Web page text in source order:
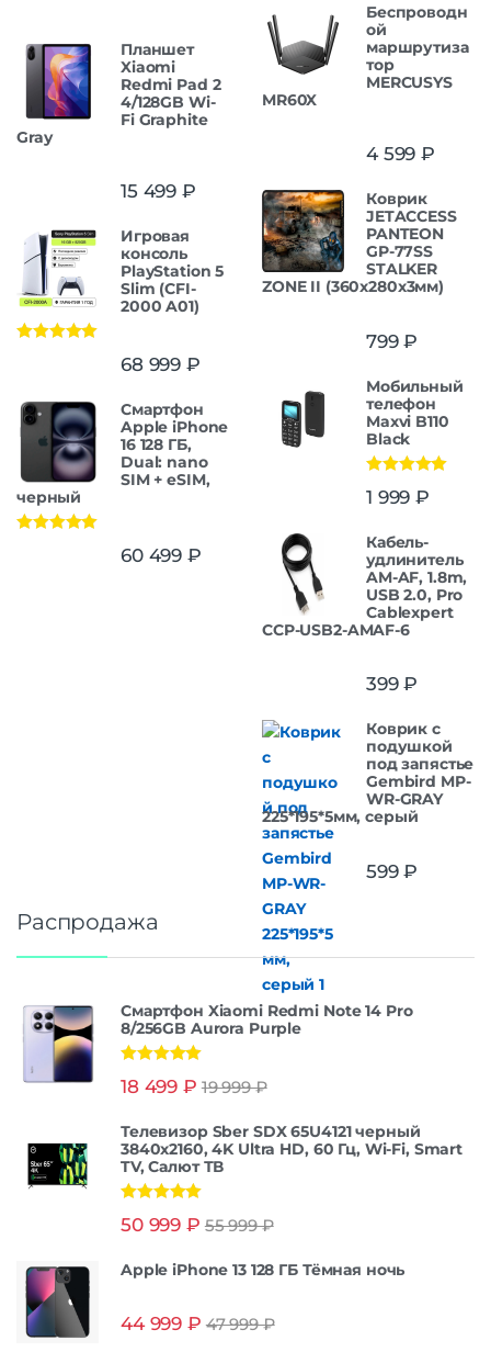
Планшет
Xiaomi
Redmi Pad 2
4/128GB Wi-
Fi Graphite
Gray
15 499 ₽
Игровая
консоль
PlayStation 5
Slim (CFI-
2000 A01)
68 999 ₽
Смартфон
Apple iPhone
16 128 ГБ,
Dual: nano
SIM + eSIM,
черный
60 499 ₽
Беспроводн
ой
маршрутиза
тор
MERCUSYS
MR60X
4 599 ₽
Коврик
JETACCESS
PANTEON
GP-77SS
STALKER
ZONE II (360x280x3мм)
799₽
Мобильный
телефон
Maxvi B110
Black
из 5
1 999 ₽
Кабель-
удлинитель
AM-AF, 1.8m,
USB 2.0, Pro
Cablexpert
CCP-USB2-AMAF-6
399₽
Коврик с
подушкой
под запястье
Gembird MP-
WR-GRAY
225*195*5мм, серый
599₽
Распродажа
Смартфон Xiaomi Redmi Note 14 Pro
8/256GB Aurora Purple
из 5
18 499 ₽ 19 999₽
Телевизор Sber SDX 65U4121 черный
3840x2160, 4K Ultra HD, 60 Гц, Wi-Fi, Smart
TV, Салют ТВ
из 5
50 999 ₽ 55 999₽
Apple iPhone 13 128 ГБ Тёмная ночь
44 999 ₽ 47 999₽